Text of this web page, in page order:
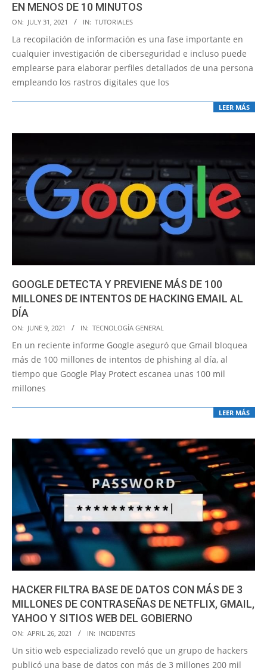
EN MENOS DE 10 MINUTOS
2021-
07-
31
ON: JULY 31, 2021 IN: TUTORIALES
La recopilación de información es una fase importante en
cualquier investigación de ciberseguridad e incluso puede
emplearse para elaborar perfiles detallados de una persona
empleando los rastros digitales que los
LEER MÁS
GOOGLE DETECTA Y PREVIENE MÁS DE 100
MILLONES DE INTENTOS DE HACKING EMAIL AL
DÍA
2021-
06-
ON: JUNE 9, 2021 IN: TECNOLOGÍA GENERAL
En un reciente informe Google aseguró que Gmail bloquea
más de 100 millones de intentos de phishing al día, al
tiempo que Google Play Protect escanea unas 100 mil
millones
LEER MÁS
HACKER FILTRA BASE DE DATOS CON MÁS DE 3
MILLONES DE CONTRASEÑAS DE NETFLIX, GMAIL,
YAHOO Y SITIOS WEB DEL GOBIERNO
2021-
04-
26
ON: APRIL 26, 2021 IN: INCIDENTES
Un sitio web especializado reveló que un grupo de hackers
publicó una base de datos con más de 3 millones 200 mil